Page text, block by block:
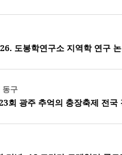
도봉학연구소 지역학 연구
동구
회 광주 추억의 충장축제 전국